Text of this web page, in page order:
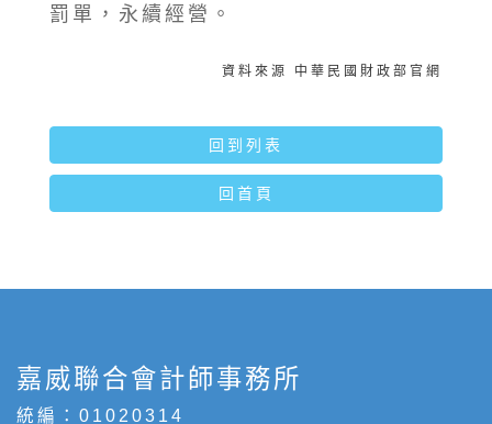
罰單，永續經營。
資料來源 中華民國財政部官網
回到列表
回首頁
嘉威聯合會計師事務所
統編：01020314